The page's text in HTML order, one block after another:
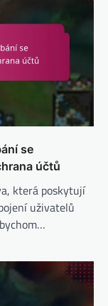
se
účtů
která poskytují
uživatelů